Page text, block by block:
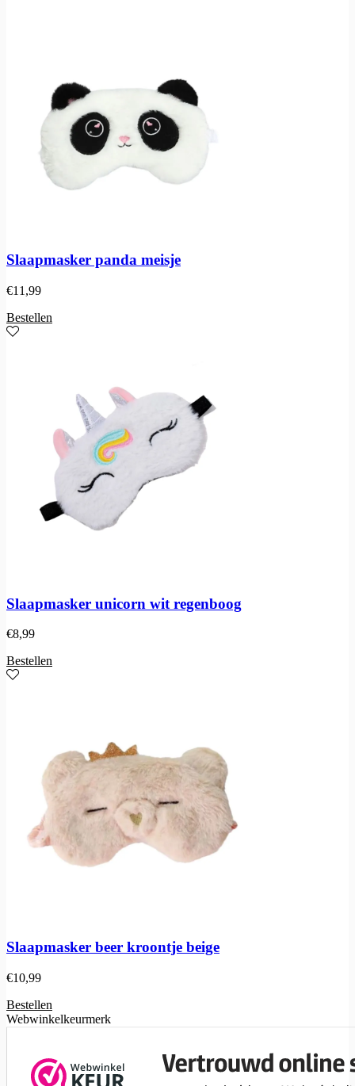
Slaapmasker panda meisje
€11,99
Bestellen
Slaapmasker unicorn wit regenboog
€8,99
Bestellen
Slaapmasker beer kroontje beige
€10,99
Bestellen
Webwinkelkeurmerk